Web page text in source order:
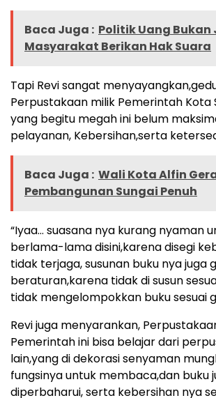
Baca Juga : Politik Uang
Masyarakat Berikan Hak Suara
Tapi Revi sangat
Perpustakaan milik Pemerintah Kota
yang begitu megah ini belum
pelayanan, Kebersihan,serta
Baca Juga : Wali Kota Alfin
Pembangunan Sungai Penuh
“Iyaa… suasana nya kurang nyaman
berlama-lama disini,karena disegi
tidak terjaga, susunan buku nya juga
beraturan,karena tidak di susun
tidak mengelompokkan buku sesuai
Revi juga menyarankan,
Pemerintah ini bisa belajar dari
lain,yang di dekorasi senyaman
fungsinya untuk membaca,dan buku
diperbaharui, serta kebersihan nya